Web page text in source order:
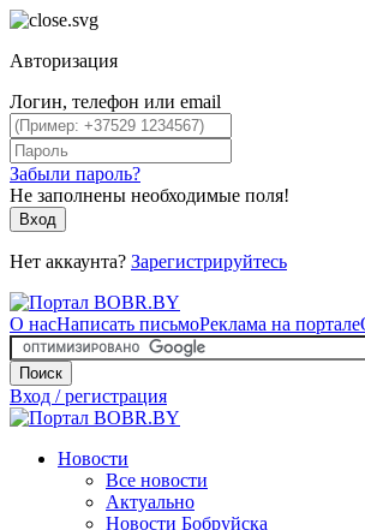
Авторизация
Логин, телефон или email
Забыли пароль?
Не заполнены необходимые поля!
Вход
Нет аккаунта? Зарегистрируйтесь
О насНаписать письмоРеклама на портале
Поиск
Вход / регистрация
Новости
Все новости
Актуально
Новости Бобруйска